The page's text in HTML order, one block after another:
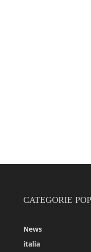
CATEGORIE
News
italia